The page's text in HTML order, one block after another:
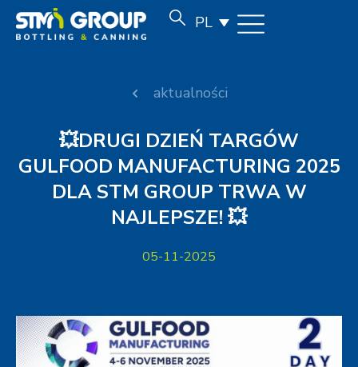
PL
aktualności
💥DRUGI DZIEŃ TARGÓW
GULFOOD MANUFACTURING 2025
DLA STM GROUP TRWA W
NAJLEPSZE! 💥
05-11-2025